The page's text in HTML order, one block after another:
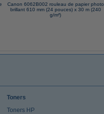
Canon 6062B002 rouleau de papier photo
brillant 610 mm (24 pouces) x 30 m (240
g/m²)
Toners
Toners HP